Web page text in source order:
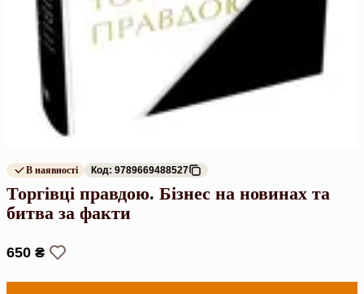
В наявності Код: 9789669488527
Торгівці правдою. Бізнес на новинах та
битва за факти
650 ₴